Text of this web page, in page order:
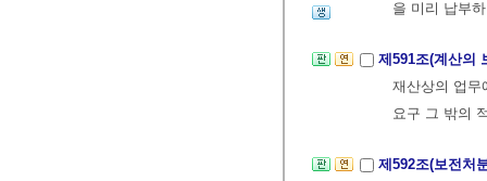
을 미리 납부
제591조(계산의
재산상의 업무
요구 그 밖의
제592조(보전처